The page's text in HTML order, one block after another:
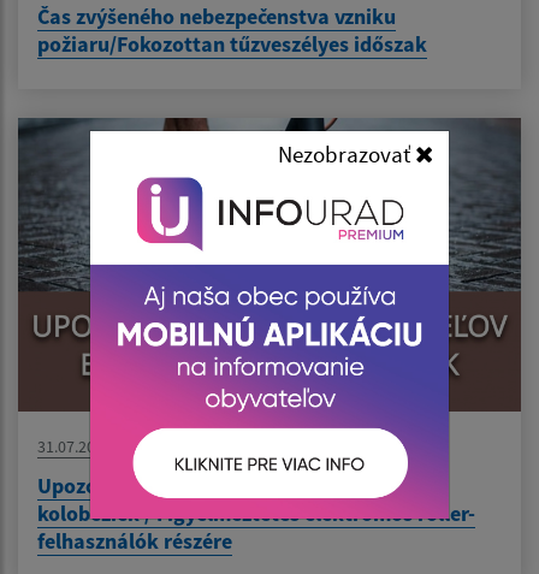
Nezobrazovať
Čas zvýšeného nebezpečenstva vzniku
požiaru/Fokozottan tűzveszélyes időszak
31.07.2026
Upozornenie pre používateľov elektrických
kolobežiek / Figyelmeztetés elektromos roller-
felhasználók részére